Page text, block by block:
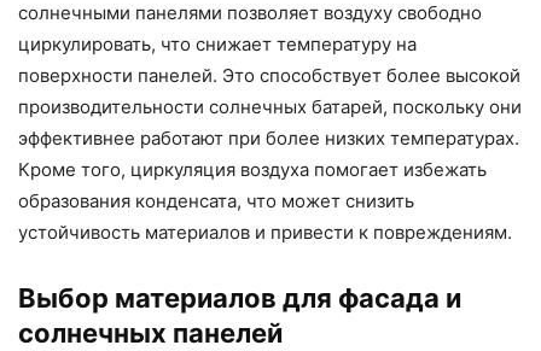
солнечными панелями позволяет воздуху свободно
циркулировать, что снижает температуру на
поверхности панелей. Это способствует более высокой
производительности солнечных батарей, поскольку они
эффективнее работают при более низких температурах.
Кроме того, циркуляция воздуха помогает избежать
образования конденсата, что может снизить
устойчивость материалов и привести к повреждениям.
Выбор материалов для фасада и
солнечных панелей